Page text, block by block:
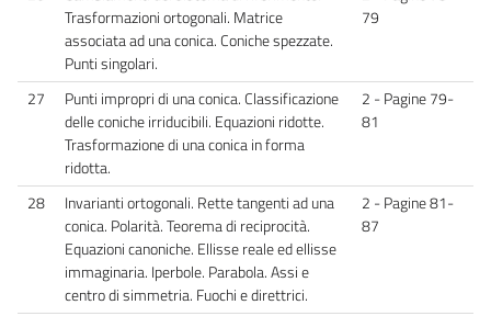
Trasformazioni ortogonali. Matrice
associata ad una conica. Coniche spezzate.
Punti singolari.
79
27
Punti impropri di una conica. Classificazione
delle coniche irriducibili. Equazioni ridotte.
Trasformazione di una conica in forma
ridotta.
2 - Pagine 79-
81
28
Invarianti ortogonali. Rette tangenti ad una
conica. Polarità. Teorema di reciprocità.
Equazioni canoniche. Ellisse reale ed ellisse
immaginaria. Iperbole. Parabola. Assi e
centro di simmetria. Fuochi e direttrici.
2 - Pagine 81-
87